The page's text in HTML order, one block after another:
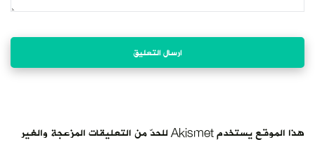
هذا الموقع يستخدم Akismet للحدّ من التعليقات المزعجة والغير